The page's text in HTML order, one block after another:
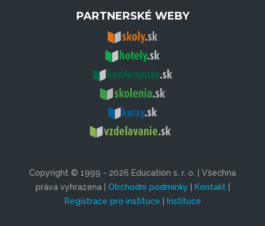
PARTNERSKÉ WEBY
Copyright © 1999 - 2026 Education s. r. o. | Všechna
práva vyhrazena | Obchodní podmínky Kontakt|
Registrace pro instituce
Instituce